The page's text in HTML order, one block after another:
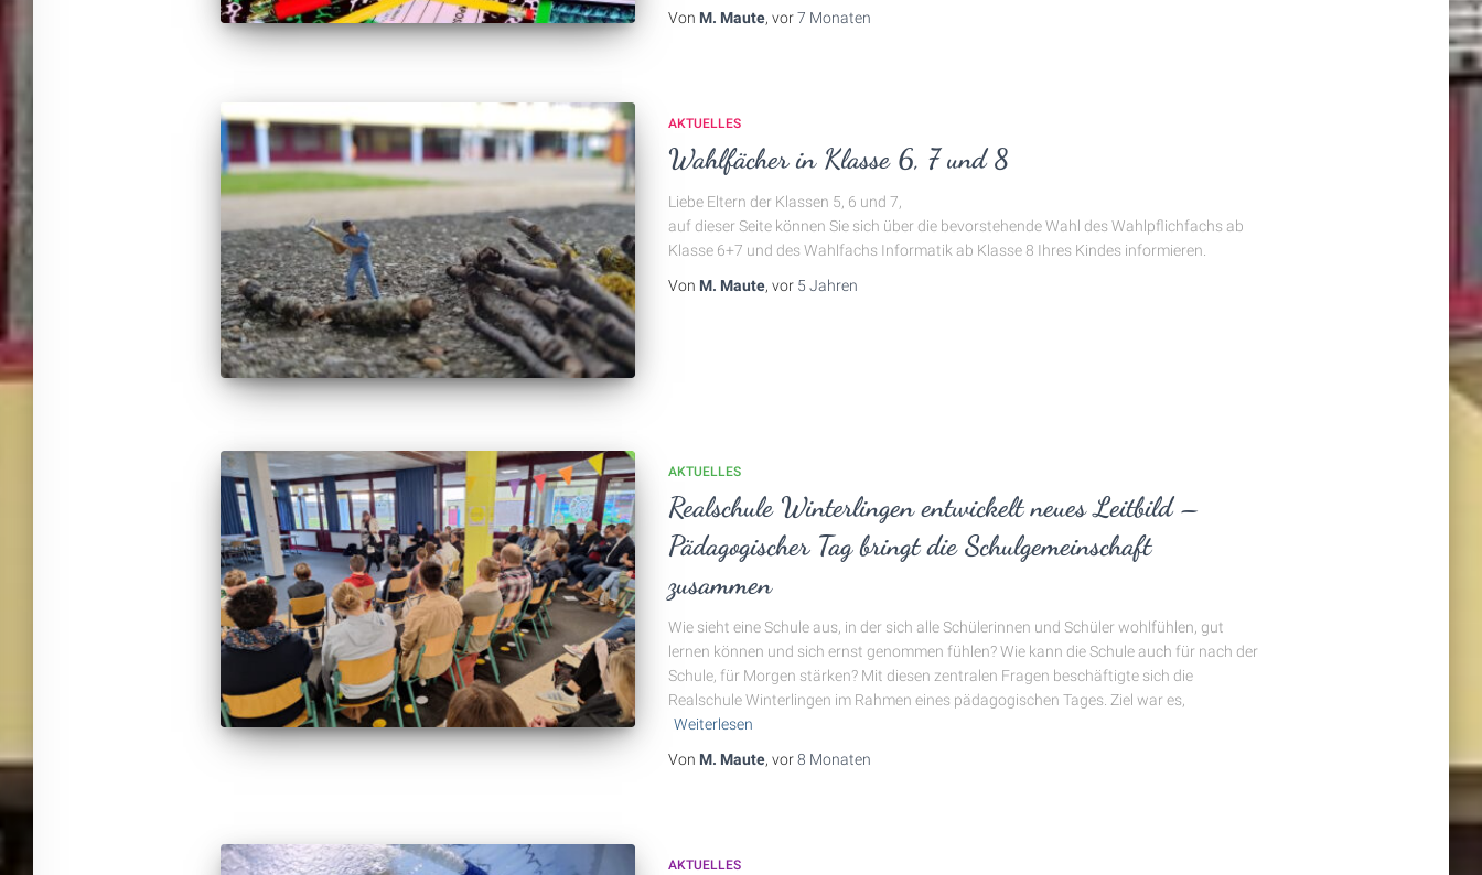
Von M. Maute, vor7 Monaten
AKTUELLES
Wahlfächer in Klasse 6, 7 und 8
Liebe Eltern der Klassen 5, 6 und 7,
auf dieser Seite können Sie sich über die bevorstehende Wahl des Wahlpflichfachs ab
Klasse 6+7 und des Wahlfachs Informatik ab Klasse 8 Ihres Kindes informieren.
Von M. Maute, vor 5 Jahren
AKTUELLES
Realschule Winterlingen entwickelt neues Leitbild –
Pädagogischer Tag bringt die Schulgemeinschaft
zusammen
Wie sieht eine Schule aus, in der sich alle Schülerinnen und Schüler wohlfühlen, gut
lernen können und sich ernst genommen fühlen? Wie kann die Schule auch für nach der
Schule, für Morgen stärken? Mit diesen zentralen Fragen beschäftigte sich die
Realschule Winterlingen im Rahmen eines pädagogischen Tages. Ziel war es,
Weiterlesen
Von M. Maute, vor8 Monaten
AKTUELLES